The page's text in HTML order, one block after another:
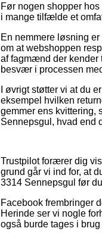
Før nogen shopper
i mange tilfælde et
En nemmere løsning
om at webshoppen
af fagmænd der kender
besvær i processen
I øvrigt støtter vi at du
eksempel hvilken
gemmer ens kvittering,
Sennepsgul, hvad end
Trustpilot forærer dig
grund går vi ind for, at
3314 Sennepsgul før
Facebook frembringer
Herinde ser vi nogle
også burde tages i